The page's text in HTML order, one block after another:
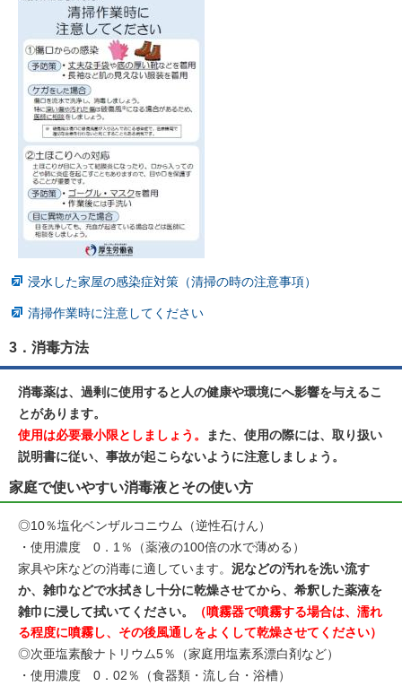
浸水した家屋の感染症対策（清掃の時の注意事項）
清掃作業時に注意してください
3．消毒方法
消毒薬は、過剰に使用すると人の健康や環境にへ影響を与えるこ
とがあります。
使用は必要最小限としましょう。
また、使用の際には、取り扱い
説明書に従い、事故が起こらないように注意しましょう。
家庭で使いやすい消毒液とその使い方
◎10％塩化ベンザルコニウム（逆性石けん）
・使用濃度 0．1％（薬液の100倍の水で薄める）
家具や床などの消毒に適しています。 泥などの汚れを洗い流す
か、雑巾などで水拭きし十分に乾燥させてから、希釈した薬液を
雑巾に浸して拭いてください。
（噴霧器で噴霧する場合は、濡れ
る程度に噴霧し、その後風通しをよくして乾燥させてください）
◎次亜塩素酸ナトリウム5％（家庭用塩素系漂白剤など）
・使用濃度 0．02％（食器類・流し台・浴槽）